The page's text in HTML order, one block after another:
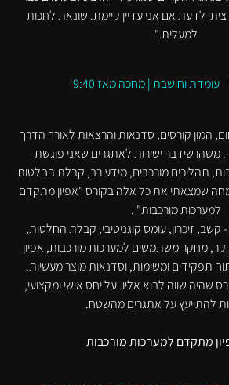
לדעת אם אני עדיין קיימת. שונאת לחכות
למעלית."
עומדת וחושבת | מחכה מאז 9:40
המון קורסים, סדנאות והרצאות לאורך הדרך
משהו שידבר ישירות לאתגרים שאני פוגשת
תהליכים מורכבים, מידע רב, קבלת החלטות
שמצאתי את כל אלה בקורס "אפיון מתקדם
למערכות מורכבות" .
- קשב, זיכרון, עומס קוגניטיבי, קבלת החלטות,
מחקר משתמשים למערכות מורכבות, אפיון
תפקידים ומשימות, וסדנאות מוצר מעשיות.
שהיה שווה לבוא אליו. על יחס אישי ומקצועי,
להתייעץ על אתגרים מהשטח.
מתקדם למערכות מורכבות